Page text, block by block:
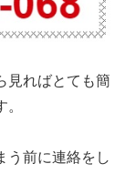
見ればとても簡
う前に連絡をし